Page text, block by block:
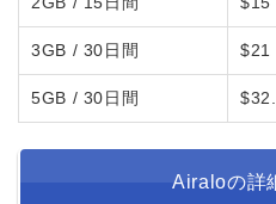
3GB / 30日間 $21
5GB / 30日間
Airaloの詳